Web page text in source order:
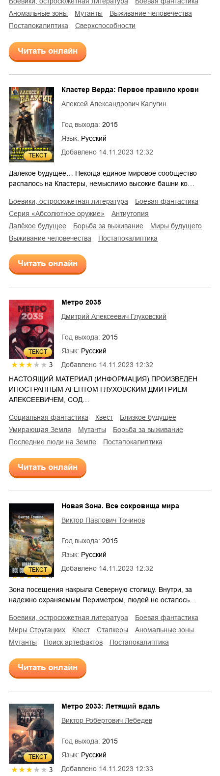
аномальные зоны
мутанты
выживание человечества
постапокалиптика
сверхспособности
Читать онлайн
ТЕКСТ
5
Добавлено 14.11.2023 12:32
Кластер Верда: Первое правило крови
Алексей Александрович Калугин
Год выхода: 2015
Язык: Русский
Далекое будущее… Некогда единое мировое сообщество
распалось на Кластеры, немыслимо высокие башни ко…
боевики, остросюжетная литература
боевая фантастика
серия «Абсолютное оружие»
антиутопия
далёкое будущее
борьба за выживание
миры будущего
выживание человечества
постапокалиптика
Читать онлайн
ТЕКСТ
3 Добавлено 14.11.2023 12:32
Метро 2035
Дмитрий Алексеевич Глуховский
Год выхода: 2015
Язык: Русский
НАСТОЯЩИЙ МАТЕРИАЛ (ИНФОРМАЦИЯ) ПРОИЗВЕДЕН
ИНОСТРАННЫМ АГЕНТОМ ГЛУХОВСКИМ ДМИТРИЕМ
АЛЕКСЕЕВИЧЕМ, СОД…
социальная фантастика квест
близкое будущее
умирающая Земля
мутанты
борьба за выживание
последние люди на Земле
постапокалиптика
Читать онлайн
ТЕКСТ
5
Добавлено 14.11.2023 12:32
Новая Зона. Все сокровища мира
Виктор Павлович Точинов
Год выхода: 2015
Язык: Русский
Зона посещения накрыла Северную столицу. Внутри, за
надежно охраняемым Периметром, людей не осталось…
боевики, остросюжетная литература
боевая фантастика
миры Стругацких
квест сталкеры
аномальные зоны
мутанты
поиск артефактов постапокалиптика
Читать онлайн
ТЕКСТ
3 Добавлено 14.11.2023 12:33
Метро 2033: Летящий вдаль
Виктор Робертович Лебедев
Год выхода: 2015
Язык: Русский